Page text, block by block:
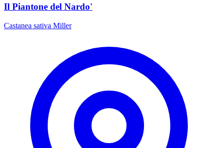
Il Piantone del Nardo'
Castanea sativa Miller